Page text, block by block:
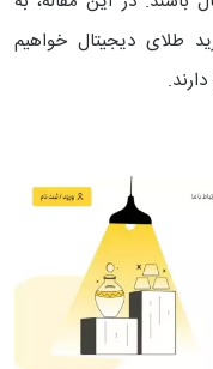
طلای دیجیتال خواهیم